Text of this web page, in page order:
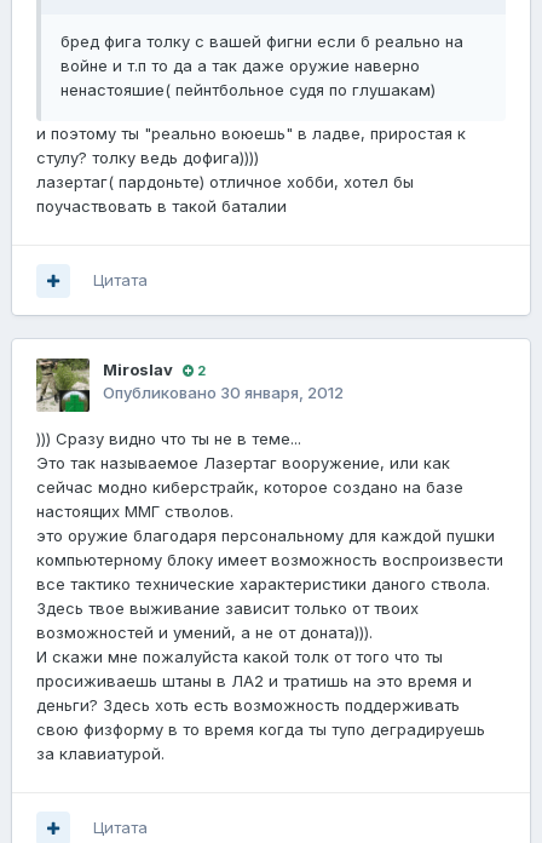
бред фига толку с вашей фигни если б реально на
войне и т.п то да а так даже оружие наверно
ненастояшие( пейнтбольное судя по глушакам)
и поэтому ты "реально воюешь" в ладве, приростая к
стулу? толку ведь дофига))))
лазертаг( пардоньте) отличное хобби, хотел бы
поучаствовать в такой баталии
Цитата
Miroslav 2
Опубликовано 30 января, 2012
))) Сразу видно что ты не в теме...
Это так называемое Лазертаг вооружение, или как
сейчас модно киберстрайк, которое создано на базе
настоящих ММГ стволов.
это оружие благодаря персональному для каждой пушки
компьютерному блоку имеет возможность воспроизвести
все тактико технические характеристики даного ствола.
Здесь твое выживание зависит только от твоих
возможностей и умений, а не от доната))).
И скажи мне пожалуйста какой толк от того что ты
просиживаешь штаны в ЛА2 и тратишь на это время и
деньги? Здесь хоть есть возможность поддерживать
свою физформу в то время когда ты тупо деградируешь
за клавиатурой.
Цитата